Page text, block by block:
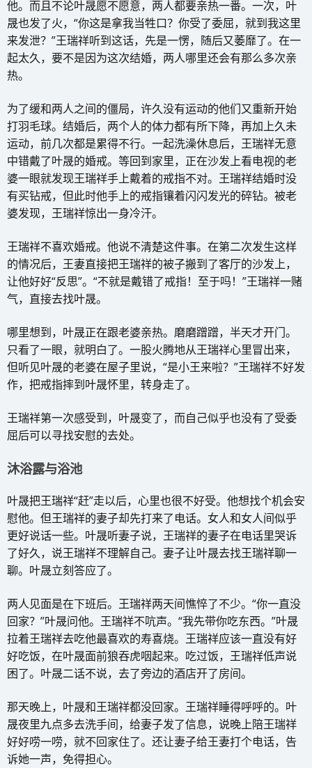
他。而且不论叶晟愿不愿意，两人都要亲热一番。一次，叶
晟也发了火，“你这是拿我当牲口？你受了委屈，就到我这里
来发泄？”王瑞祥听到这话，先是一愣，随后又萎靡了。在一
起太久，要不是因为这次结婚，两人哪里还会有那么多次亲
热。
为了缓和两人之间的僵局，许久没有运动的他们又重新开始
打羽毛球。结婚后，两个人的体力都有所下降，再加上久未
运动，前几次都是累得不行。一起洗澡休息后，王瑞祥无意
中错戴了叶晟的婚戒。等回到家里，正在沙发上看电视的老
婆一眼就发现王瑞祥手上戴着的戒指不对。王瑞祥结婚时没
有买钻戒，但此时他手上的戒指镶着闪闪发光的碎钻。被老
婆发现，王瑞祥惊出一身冷汗。
王瑞祥不喜欢婚戒。他说不清楚这件事。在第二次发生这样
的情况后，王妻直接把王瑞祥的被子搬到了客厅的沙发上，
让他好好“反思”。“不就是戴错了戒指！至于吗！”王瑞祥一赌
气，直接去找叶晟。
哪里想到，叶晟正在跟老婆亲热。磨磨蹭蹭，半天才开门。
只看了一眼，就明白了。一股火腾地从王瑞祥心里冒出来，
但听见叶晟的老婆在屋子里说，“是小王来啦？”王瑞祥不好发
作，把戒指摔到叶晟怀里，转身走了。
王瑞祥第一次感受到，叶晟变了，而自己似乎也没有了受委
屈后可以寻找安慰的去处。
沐浴露与浴池
叶晟把王瑞祥“赶”走以后，心里也很不好受。他想找个机会安
慰他。但王瑞祥的妻子却先打来了电话。女人和女人间似乎
更好说话一些。叶晟听妻子说，王瑞祥的妻子在电话里哭诉
了好久，说王瑞祥不理解自己。妻子让叶晟去找王瑞祥聊一
聊。叶晟立刻答应了。
两人见面是在下班后。王瑞祥两天间憔悴了不少。“你一直没
回家？”叶晟问他。王瑞祥不吭声。“我先带你吃东西。”叶晟
拉着王瑞祥去吃他最喜欢的寿喜烧。王瑞祥应该一直没有好
好吃饭，在叶晟面前狼吞虎咽起来。吃过饭，王瑞祥低声说
困了。叶晟二话不说，去了旁边的酒店开了房间。
那天晚上，叶晟和王瑞祥都没回家。王瑞祥睡得呼呼的。叶
晟夜里九点多去洗手间，给妻子发了信息，说晚上陪王瑞祥
好好唠一唠，就不回家住了。还让妻子给王妻打个电话，告
诉她一声，免得担心。